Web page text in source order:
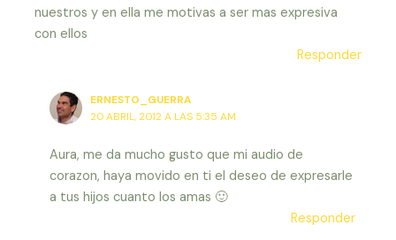
nuestros y en ella me motivas a ser mas expresiva
con ellos
Responder
ERNESTO_GUERRA
20 ABRIL, 2012 A LAS 5:35 AM
Aura, me da mucho gusto que mi audio de
corazon, haya movido en ti el deseo de expresarle
a tus hijos cuanto los amas 🙂
Responder